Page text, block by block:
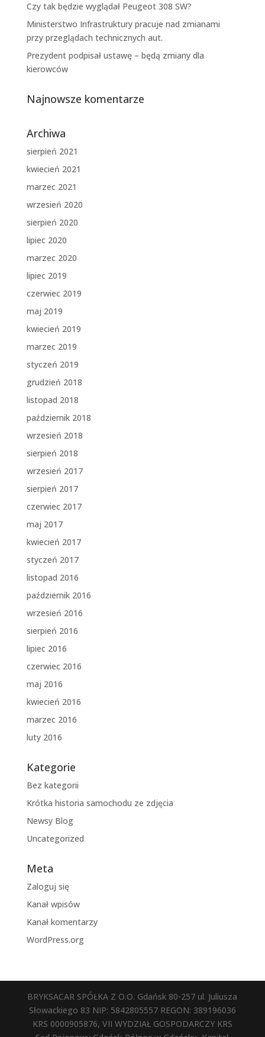
Czy tak będzie wyglądał Peugeot 308 SW?
Ministerstwo Infrastruktury pracuje nad zmianami
przy przeglądach technicznych aut.
Prezydent podpisał ustawę – będą zmiany dla
kierowców
Najnowsze komentarze
Archiwa
sierpień 2021
kwiecień 2021
marzec 2021
wrzesień 2020
sierpień 2020
lipiec 2020
marzec 2020
lipiec 2019
czerwiec 2019
maj 2019
kwiecień 2019
marzec 2019
styczeń 2019
grudzień 2018
listopad 2018
październik 2018
wrzesień 2018
sierpień 2018
wrzesień 2017
sierpień 2017
czerwiec 2017
maj 2017
kwiecień 2017
styczeń 2017
listopad 2016
październik 2016
wrzesień 2016
sierpień 2016
lipiec 2016
czerwiec 2016
maj 2016
kwiecień 2016
marzec 2016
luty 2016
Kategorie
Bez kategorii
Krótka historia samochodu ze zdjęcia
Newsy Blog
Uncategorized
Meta
Zaloguj się
Kanał wpisów
Kanał komentarzy
WordPress.org
BRYKSACAR SPÓŁKA Z O.O. Gdańsk 80-257 ul. Juliusza
Słowackiego 83 NIP: 5842805557 REGON: 389196036
KRS 0000905876, VII WYDZIAŁ GOSPODARCZY KRS